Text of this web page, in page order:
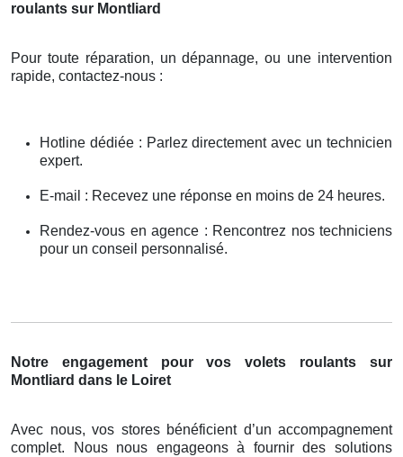
roulants sur Montliard
Pour toute réparation, un dépannage, ou une intervention
rapide, contactez-nous :
Hotline dédiée : Parlez directement avec un technicien
expert.
E-mail : Recevez une réponse en moins de 24 heures.
Rendez-vous en agence : Rencontrez nos techniciens
pour un conseil personnalisé.
Notre engagement pour vos volets roulants sur
Montliard dans le Loiret
Avec nous, vos stores bénéficient d’un accompagnement
complet. Nous nous engageons à fournir des solutions